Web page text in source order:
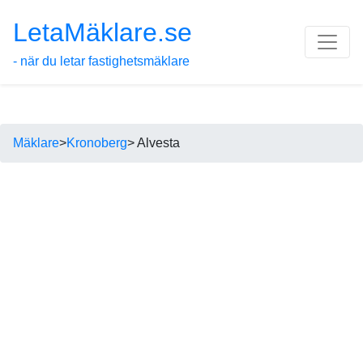
LetaMäklare.se
- när du letar fastighetsmäklare
Mäklare>Kronoberg> Alvesta